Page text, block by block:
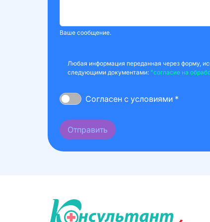
Ваше сообщение.
Любая информация переданная через форму,
следующими документами: "согласие на
Согласен с условиями *
Отправить